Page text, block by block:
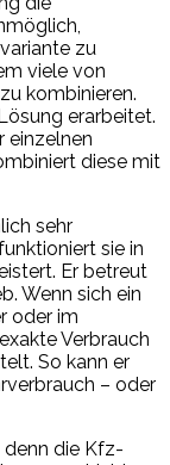
zu
viele von
kombinieren.
erarbeitet.
einzelnen
diese mit
sehr
sie in
Er betreut
Wenn sich ein
oder im
Verbrauch
So kann er
– oder
denn die Kfz-